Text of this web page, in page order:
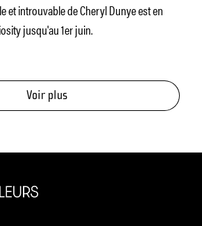
et introuvable de Cheryl Dunye est en
jusqu'au 1er juin.
Voir plus